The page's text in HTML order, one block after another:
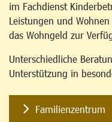
im Fachdienst
Leistungen und
das Wohngeld zur
Unterschiedliche
Unterstützung in
Familienzentrum